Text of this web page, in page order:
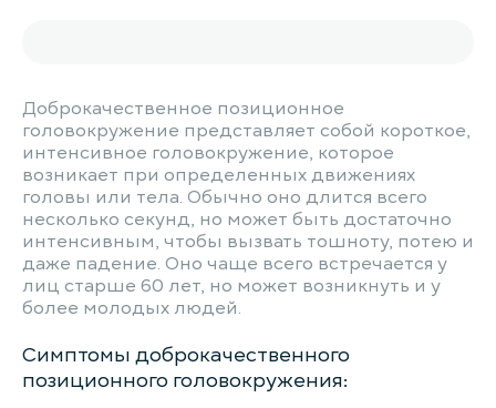
Доброкачественное позиционное
головокружение представляет собой короткое,
интенсивное головокружение, которое
возникает при определенных движениях
головы или тела. Обычно оно длится всего
несколько секунд, но может быть достаточно
интенсивным, чтобы вызвать тошноту, потею и
даже падение. Оно чаще всего встречается у
лиц старше 60 лет, но может возникнуть и у
более молодых людей.
Симптомы доброкачественного
позиционного головокружения: